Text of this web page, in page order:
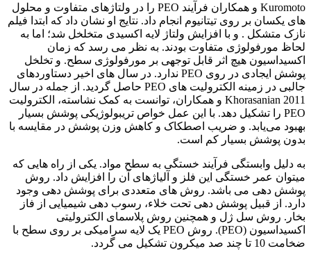
Kuromoto و همکاران فرآیند PEO را در ولتاژهای متفاوت و محلول
های یکسان بر روی تیتانیوم انجام داد. نتایج او نشان داد که ابتدا فیلم
نازک متشکل . و با افزایش ولتاژ لایه اکسیدی متخلخل شد؛ اما به
لحاظ مورفولوژی متفاوت بودند. به نظر می رسد که زمان
اکسیداسیون هیچ اثر قابل توجهی بر مورفولوژی سطح. و تخلخل
پوشش ایجادی در روی PEO ندارد. در سال های اخیر دستاوردهای
جالبی در زمینه الکترولیت های PEO حاصل گردید. از جمله در سال
2011 Khorasanian و همکاران، توانست به کمک نشاسته، الکترولیت
PEO را تشکیل دهد. با این عمل خواص تریبولوژیکی پوشش بسیار
بهبود می‌یابد. و ضریب اصطکاک و کاهش وزن پوشش در مقایسه با
بدون پوشش بسیار کم است.
به دلیل وابستگی فرآیند خستگی به سطح مواد. یکی از راه هایی که
میتوان عمر خستگی این فلز و آلیاژهای آن را افزایش داد. روش
پوشش دهی می باشد. روش های متعددی برای پوشش دهی وجود
دارد. از قبیل پوشش دهی تحت خلاء، رسوب دهی شیمیایی از فاز
بخار. روش سل ژل و همچنین روش پلاسمای الکترولیتی
اکسیداسیون (PEO). روش PEO یک لایه سرامیکی بر روی سطح با
ضخامت 10 تا چند صد میکرون تشکیل می گردد.